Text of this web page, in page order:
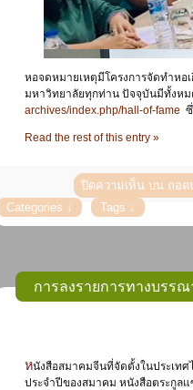
หอจดหมายเหตุมีโครงการจัดทำหอ
มหาวิทยาลัยทุกท่าน ปัจจุบันมีทั้งหม
archives/index.php/hall-of-fame
Read the rest of this entry »
ปิดความเห็น
การลงรายการทางบรร
หนังสือสมาคมจีนที่จัดตั้งในประเทศไทย คือ หนังสือรวบรวมรายนามผู้ก่อตั้งและสมาชิกของสมาคมจีน หนังสือที่ระลึก หนังสืออนุสรณ์ รายงาน
ประจำปีของสมาคม หนังสือตระกูล